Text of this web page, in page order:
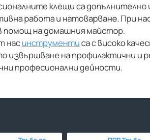
клещи са допълнително
работа и натоварване. При
помощ на домашния майстор.
насинструментиса с високо
извършване на профилактични и
професионални дейности.